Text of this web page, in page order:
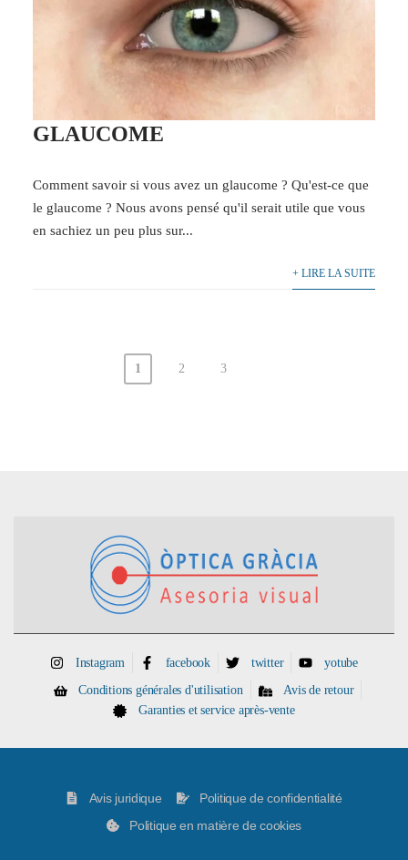
GLAUCOME
Comment savoir si vous avez un glaucome ? Qu'est-ce que
le glaucome ? Nous avons pensé qu'il serait utile que vous
en sachiez un peu plus sur...
+ LIRE LA SUITE
1 2 3
Instagram facebook twitter
yotube
Conditions générales d'utilisation
Avis de retour
Garanties et service après-vente
Avis juridique
Politique de confidentialité
Politique en matière de cookies